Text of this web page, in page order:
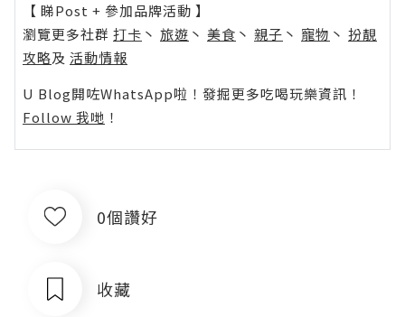
【 睇Post + 參加品牌活動 】
瀏覽更多社群 打卡 丶 旅遊 丶 美食 丶 親子 丶 寵物 丶 扮靚
攻略及 活動情報
U Blog開咗WhatsApp啦！發掘更多吃喝玩樂資訊！
Follow 我哋 ！
0個讚好
收藏